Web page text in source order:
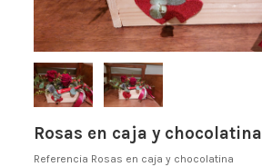
Rosas en caja y chocolatina
Referencia Rosas en caja y chocolatina